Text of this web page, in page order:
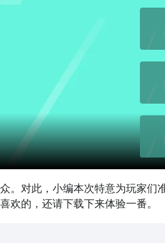
。对此，小编本次特意为玩家们
欢的，还请下载下来体验一番。